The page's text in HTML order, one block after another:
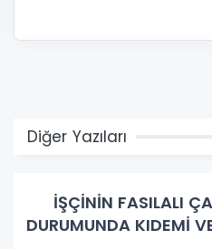
Diğer Yazıları
İŞÇİNİN FASILALI
DURUMUNDA KIDEMİ